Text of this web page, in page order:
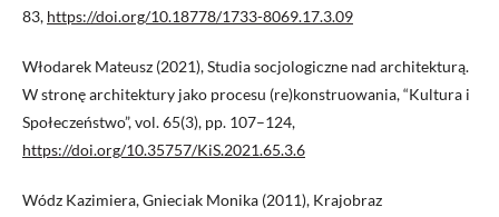
83, https://doi.org/10.18778/1733-8069.17.3.09
Włodarek Mateusz (2021), Studia socjologiczne nad architekturą.
W stronę architektury jako procesu (re)konstruowania, “Kultura i
Społeczeństwo”, vol. 65(3), pp. 107–124,
https://doi.org/10.35757/KiS.2021.65.3.6
Wódz Kazimiera, Gnieciak Monika (2011), Krajobraz